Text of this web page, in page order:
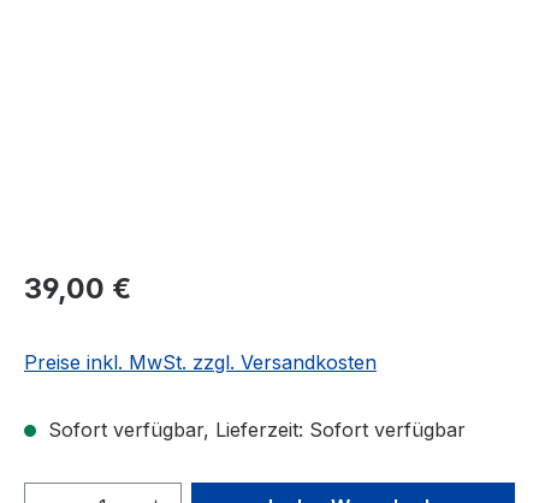
39,00 €
Preise inkl. MwSt. zzgl. Versandkosten
Sofort verfügbar, Lieferzeit: Sofort verfügbar